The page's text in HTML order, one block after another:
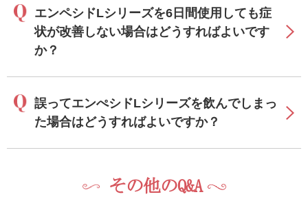
エンペシドLシリーズを6日間使用しても症
状が改善しない場合はどうすればよいです
か？
誤ってエンぺシドLシリーズを飲んでしまっ
た場合はどうすればよいですか？
その他のQ&A